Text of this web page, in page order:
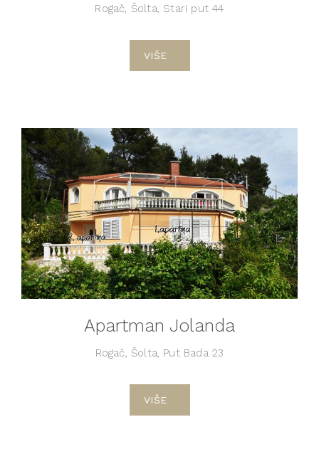
Rogač, Šolta, Stari put 44
VIŠE
Apartman Jolanda
Rogač, Šolta, Put Bada 23
VIŠE